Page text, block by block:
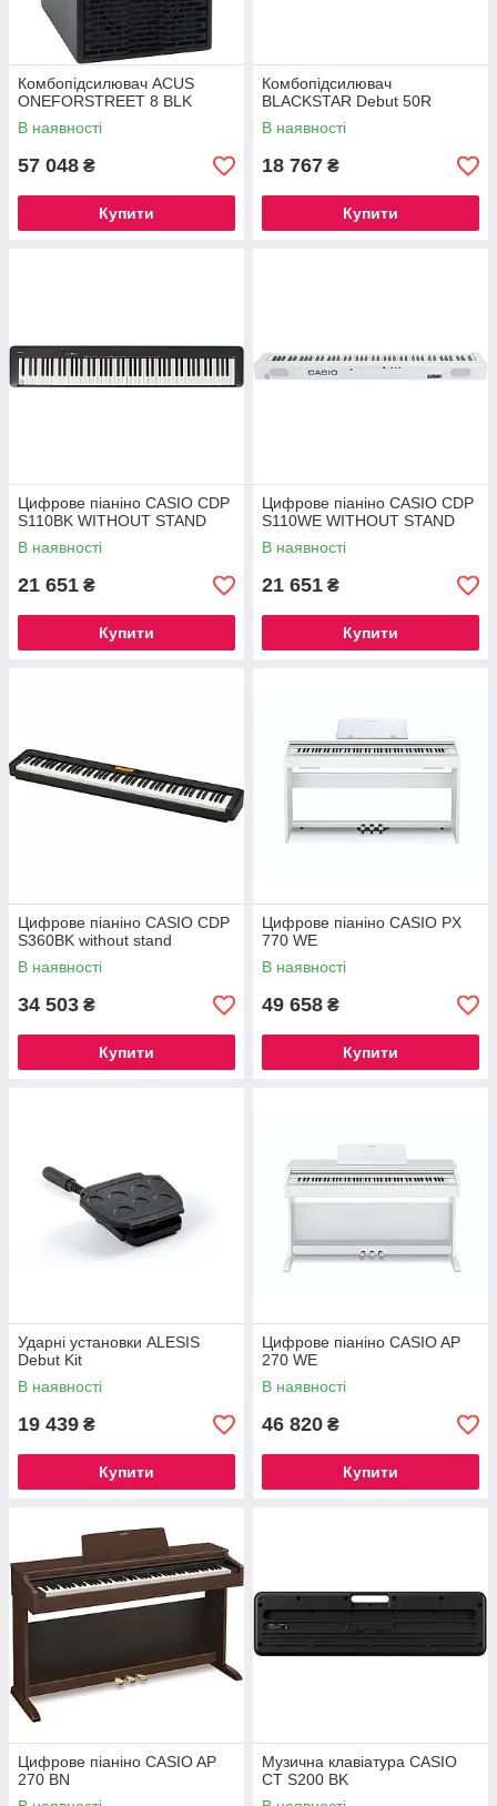
Комбопідсилювач ACUS
ONEFORSTREET 8 BLK
В наявності
57 048 ₴
Купити
Комбопідсилювач
BLACKSTAR Debut 50R
В наявності
18 767 ₴
Купити
Цифрове піаніно CASIO CDP
S110BK WITHOUT STAND
В наявності
21 651 ₴
Купити
Цифрове піаніно CASIO CDP
S110WE WITHOUT STAND
В наявності
21 651 ₴
Купити
Цифрове піаніно CASIO CDP
S360BK without stand
В наявності
34 503 ₴
Купити
Цифрове піаніно CASIO PX
770 WE
В наявності
49 658 ₴
Купити
Ударні установки ALESIS
Debut Kit
В наявності
19 439 ₴
Купити
Цифрове піаніно CASIO AP
270 WE
В наявності
46 820 ₴
Купити
Цифрове піаніно CASIO AP
270 BN
Музична клавіатура CASIO
CT S200 BK